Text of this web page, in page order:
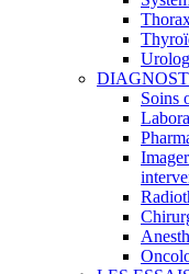
Soins